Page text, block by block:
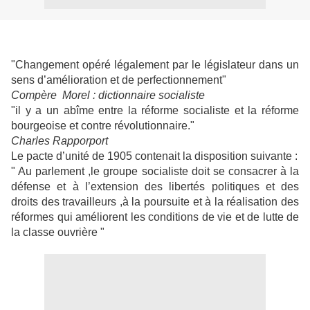
"Changement opéré légalement par le législateur dans un
sens d’amélioration et de perfectionnement"
Compère Morel : dictionnaire socialiste
"il y a un abîme entre la réforme socialiste et la réforme
bourgeoise et contre révolutionnaire."
Charles Rapporport
Le pacte d’unité de 1905 contenait la disposition suivante :
" Au parlement ,le groupe socialiste doit se consacrer à la
défense et à l’extension des libertés politiques et des
droits des travailleurs ,à la poursuite et à la réalisation des
réformes qui améliorent les conditions de vie et de lutte de
la classe ouvrière "